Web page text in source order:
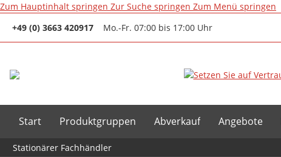
Zum Hauptinhalt springen Zur Suche springen Zum Menü springen
+49 (0) 3663 420917
Mo.-Fr. 07:00 bis 17:00 Uhr
Start Produktgruppen Abverkauf Angebote
Stationärer Fachhändler